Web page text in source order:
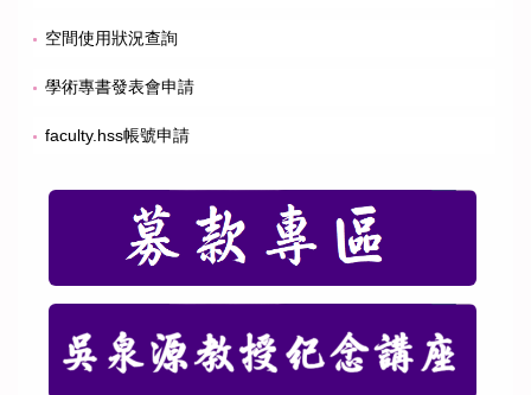
空間使用狀況查詢
學術專書發表會申請
faculty.hss帳號申請